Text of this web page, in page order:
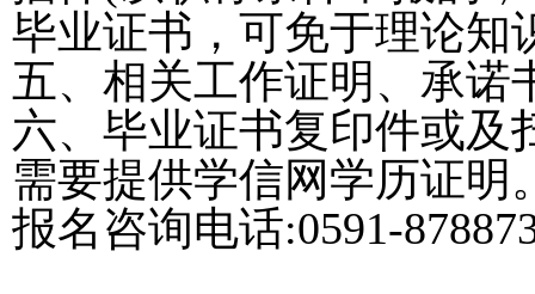
毕业证书，可免于理论知
五、相关工作证明、承诺
六、毕业证书复印件或及
需要提供学信网学历证明
报名咨询电话:0591-